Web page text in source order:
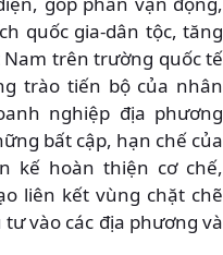
quốc gia-dân tộc, tăng
trên trường quốc tế
trào tiến bộ của nhân
nghiệp địa phương
bất cập, hạn chế của
kế hoàn thiện cơ chế,
liên kết vùng chặt chẽ
vào các địa phương và